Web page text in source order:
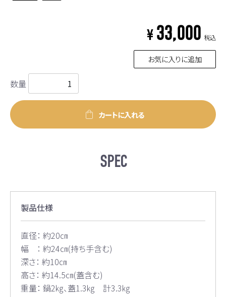
¥ 33,000 税込
お気に入りに追加
数量
カートに入れる
SPEC
製品仕様
直径： 約20㎝
幅 ： 約24㎝(持ち手含む)
深さ： 約10㎝
高さ： 約14.5㎝(蓋含む)
重量： 鍋2㎏、蓋1.3㎏ 計3.3㎏